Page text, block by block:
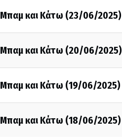
Μπαμ και Κάτω (23/06/2025)
Μπαμ και Κάτω (20/06/2025)
Μπαμ και Κάτω (19/06/2025)
Μπαμ και Κάτω (18/06/2025)